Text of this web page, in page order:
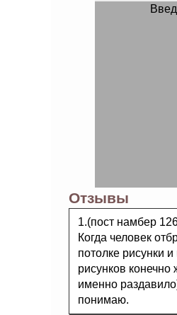
Отзывы
1.(пост намбер
Когда человек
потолке рисунки
рисунков конечно
именно
понимаю.